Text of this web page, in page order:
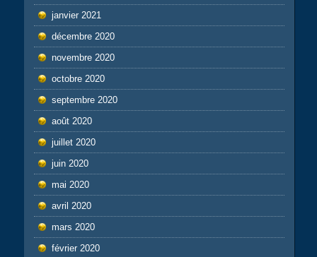
janvier 2021
décembre 2020
novembre 2020
octobre 2020
septembre 2020
août 2020
juillet 2020
juin 2020
mai 2020
avril 2020
mars 2020
février 2020